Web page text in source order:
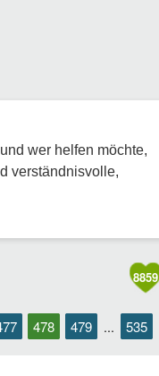
wer helfen möchte,
verständnisvolle,
8859
478 479 ... 535